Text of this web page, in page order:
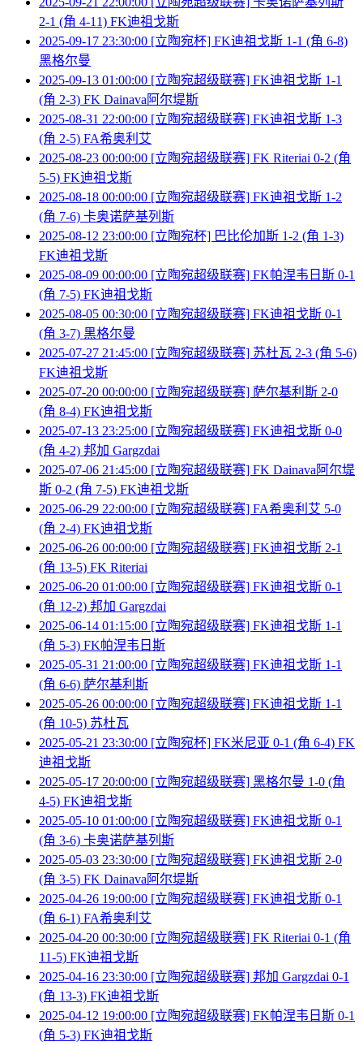
2-1 (角 4-11) FK迪祖戈斯
2025-09-17 23:30:00 [立陶宛杯] FK迪祖戈斯 1-1 (角 6-8)
黑格尔曼
2025-09-13 01:00:00 [立陶宛超级联赛] FK迪祖戈斯 1-1
(角 2-3) FK Dainava阿尔堤斯
2025-08-31 22:00:00 [立陶宛超级联赛] FK迪祖戈斯 1-3
(角 2-5) FA希奥利艾
2025-08-23 00:00:00 [立陶宛超级联赛] FK Riteriai 0-2 (角
5-5) FK迪祖戈斯
2025-08-18 00:00:00 [立陶宛超级联赛] FK迪祖戈斯 1-2
(角 7-6) 卡奥诺萨基列斯
2025-08-12 23:00:00 [立陶宛杯] 巴比伦加斯 1-2 (角 1-3)
FK迪祖戈斯
2025-08-09 00:00:00 [立陶宛超级联赛] FK帕涅韦日斯 0-1
(角 7-5) FK迪祖戈斯
2025-08-05 00:30:00 [立陶宛超级联赛] FK迪祖戈斯 0-1
(角 3-7) 黑格尔曼
2025-07-27 21:45:00 [立陶宛超级联赛] 苏杜瓦 2-3 (角 5-6)
FK迪祖戈斯
2025-07-20 00:00:00 [立陶宛超级联赛] 萨尔基利斯 2-0
(角 8-4) FK迪祖戈斯
2025-07-13 23:25:00 [立陶宛超级联赛] FK迪祖戈斯 0-0
(角 4-2) 邦加 Gargzdai
2025-07-06 21:45:00 [立陶宛超级联赛] FK Dainava阿尔堤
斯 0-2 (角 7-5) FK迪祖戈斯
2025-06-29 22:00:00 [立陶宛超级联赛] FA希奥利艾 5-0
(角 2-4) FK迪祖戈斯
2025-06-26 00:00:00 [立陶宛超级联赛] FK迪祖戈斯 2-1
(角 13-5) FK Riteriai
2025-06-20 01:00:00 [立陶宛超级联赛] FK迪祖戈斯 0-1
(角 12-2) 邦加 Gargzdai
2025-06-14 01:15:00 [立陶宛超级联赛] FK迪祖戈斯 1-1
(角 5-3) FK帕涅韦日斯
2025-05-31 21:00:00 [立陶宛超级联赛] FK迪祖戈斯 1-1
(角 6-6) 萨尔基利斯
2025-05-26 00:00:00 [立陶宛超级联赛] FK迪祖戈斯 1-1
(角 10-5) 苏杜瓦
2025-05-21 23:30:00 [立陶宛杯] FK米尼亚 0-1 (角 6-4) FK
迪祖戈斯
2025-05-17 20:00:00 [立陶宛超级联赛] 黑格尔曼 1-0 (角
4-5) FK迪祖戈斯
2025-05-10 01:00:00 [立陶宛超级联赛] FK迪祖戈斯 0-1
(角 3-6) 卡奥诺萨基列斯
2025-05-03 23:30:00 [立陶宛超级联赛] FK迪祖戈斯 2-0
(角 3-5) FK Dainava阿尔堤斯
2025-04-26 19:00:00 [立陶宛超级联赛] FK迪祖戈斯 0-1
(角 6-1) FA希奥利艾
2025-04-20 00:30:00 [立陶宛超级联赛] FK Riteriai 0-1 (角
11-5) FK迪祖戈斯
2025-04-16 23:30:00 [立陶宛超级联赛] 邦加 Gargzdai 0-1
(角 13-3) FK迪祖戈斯
2025-04-12 19:00:00 [立陶宛超级联赛] FK帕涅韦日斯 0-1
(角 5-3) FK迪祖戈斯